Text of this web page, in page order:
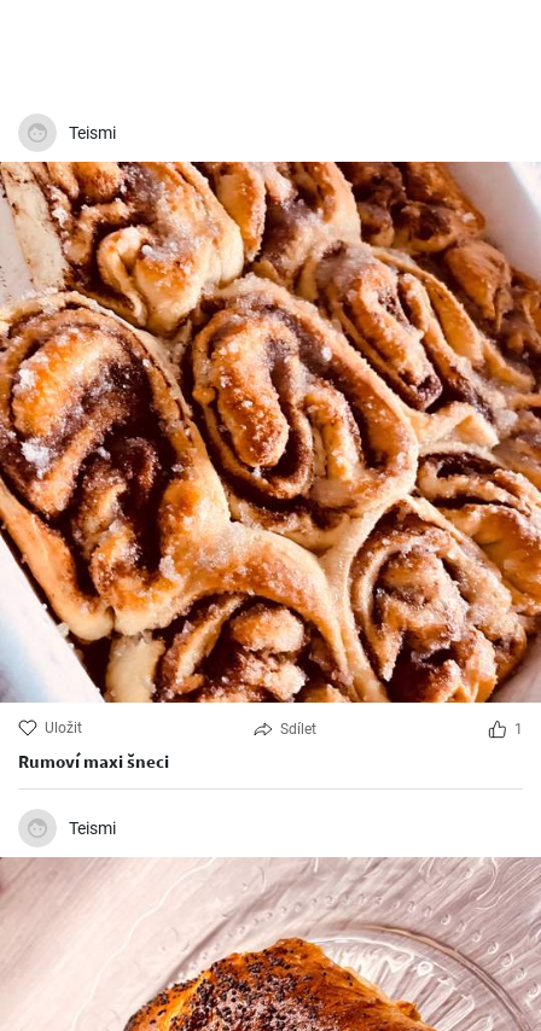
Teismi
Uložit Sdílet 1
Rumoví maxi šneci
Teismi